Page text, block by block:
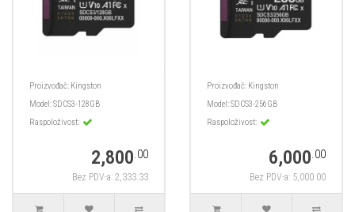
Proizvođač: Kingston
Model:SDCS3-128GB
Raspoloživost:
2,800.00
Bez PDV-a: 2,333.33
Proizvođač: Kingston
Model:SDCS3-256GB
Raspoloživost:
6,000.00
Bez PDV-a: 5,000.00